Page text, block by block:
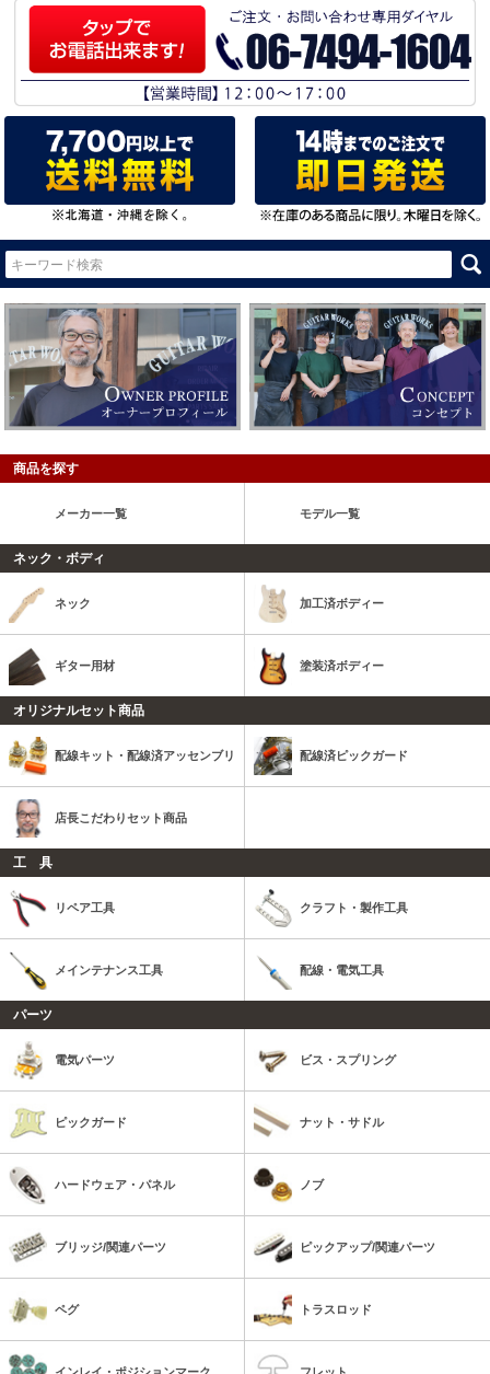
商品を探す
メーカー一覧 モデル一覧
ネック・ボディ
ネック 加工済ボディー
ギター用材 塗装済ボディー
オリジナルセット商品
配線キット・配線済アッセンブリ 配線済ピックガード
店長こだわりセット商品
工 具
リペア工具 クラフト・製作工具
メインテナンス工具 配線・電気工具
パーツ
電気パーツ ビス・スプリング
ピックガード ナット・サドル
ハードウェア・パネル ノブ
ブリッジ/関連パーツ ピックアップ/関連パーツ
ペグ トラスロッド